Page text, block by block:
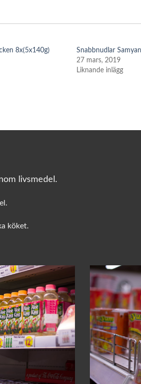
8x(5x140g)
Snabbnudlar
27 mars, 2019
Liknande inlägg
livsmedel.
köket.